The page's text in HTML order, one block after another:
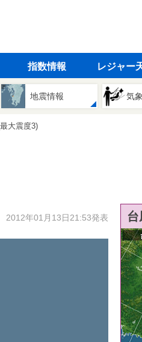
指数情報 レジャー
地震情報 気
大震度3)
2012年01月13日21:53発表